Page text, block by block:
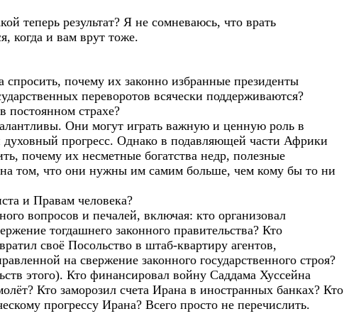
теперь результат? Я не сомневаюсь, что врать
когда и вам врут тоже.
почему их законно избранные президенты
переворотов всячески поддерживаются?
страхе?
Они могут играть важную и ценную роль в
духовный прогресс. Однако в подавляющей части Африки
почему их несметные богатства недр, полезные
том, что они нужны им самим больше, чем кому бы то ни
и Правам человека?
вопросов и печалей, включая: кто организовал
тогдашнего законного правительства? Кто
своё Посольство в штаб-квартиру агентов,
на свержение законного государственного строя?
этого). Кто финансировал войну Саддама Хуссейна
Кто заморозил счета Ирана в иностранных банках? Кто
прогрессу Ирана? Всего просто не перечислить.